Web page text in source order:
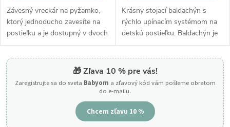
Závesný vreckár na pyžamko,
ktorý jednoducho zavesíte na
postieľku a je dostupný v dvoch
farebných prevedeniach
Krásny stojací baldachýn s
rýchlo upínacím systémom na
detskú postieľku. Baldachýn je
elegantný doplnok, vďaka
útulnejšia a dieťa sa bude cítiť...
🎁 Zľava 10 % pre vás!
Zaregistrujte sa do sveta Babyom a zľavový kód vám pošleme obratom
do e-mailu.
Chcem zľavu 10 %